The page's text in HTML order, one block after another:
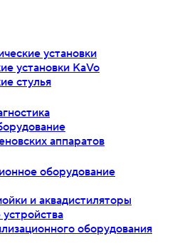
установки
установки KaVo
стулья
аппаратов
оборудование
и аквадистиляторы
оборудования